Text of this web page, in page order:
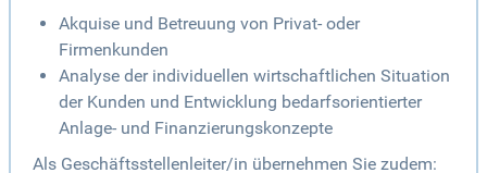
Akquise und Betreuung von Privat- oder
Firmenkunden
Analyse der individuellen wirtschaftlichen Situation
der Kunden und Entwicklung bedarfsorientierter
Anlage- und Finanzierungskonzepte
Als Geschäftsstellenleiter/in übernehmen Sie zudem: